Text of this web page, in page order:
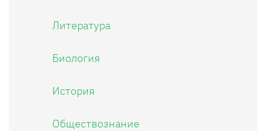
Литература
Биология
История
Обществознание